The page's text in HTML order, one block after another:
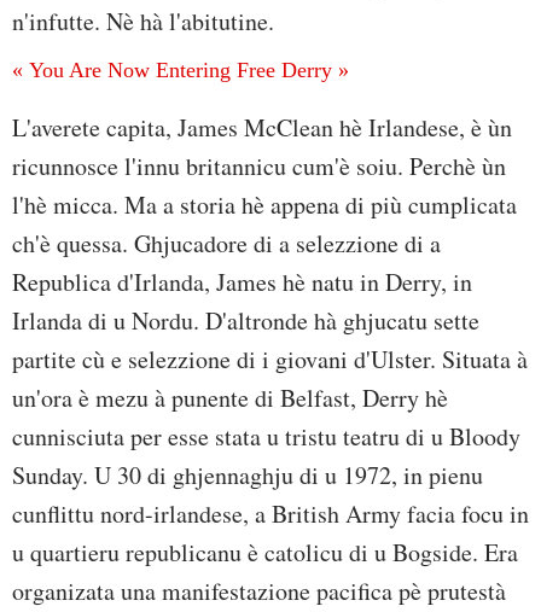
n'infutte. Nè hà l'abitutine.
« You Are Now Entering Free Derry »
L'averete capita, James McClean hè Irlandese, è ùn
ricunnosce l'innu britannicu cum'è soiu. Perchè ùn
l'hè micca. Ma a storia hè appena di più cumplicata
ch'è quessa. Ghjucadore di a selezzione di a
Republica d'Irlanda, James hè natu in Derry, in
Irlanda di u Nordu. D'altronde hà ghjucatu sette
partite cù e selezzione di i giovani d'Ulster. Situata à
un'ora è mezu à punente di Belfast, Derry hè
cunnisciuta per esse stata u tristu teatru di u Bloody
Sunday. U 30 di ghjennaghju di u 1972, in pienu
cunflittu nord-irlandese, a British Army facia focu in
u quartieru republicanu è catolicu di u Bogside. Era
organizata una manifestazione pacifica pè prutestà